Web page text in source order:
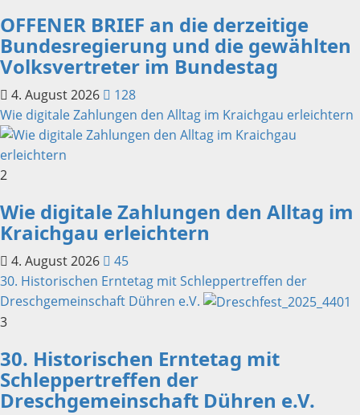
OFFENER BRIEF an die derzeitige
Bundesregierung und die gewählten
Volksvertreter im Bundestag
4. August 2026
128
Wie digitale Zahlungen den Alltag im Kraichgau erleichtern
2
Wie digitale Zahlungen den Alltag im
Kraichgau erleichtern
4. August 2026
45
30. Historischen Erntetag mit Schleppertreffen der
Dreschgemeinschaft Dühren e.V.
3
30. Historischen Erntetag mit
Schleppertreffen der
Dreschgemeinschaft Dühren e.V.